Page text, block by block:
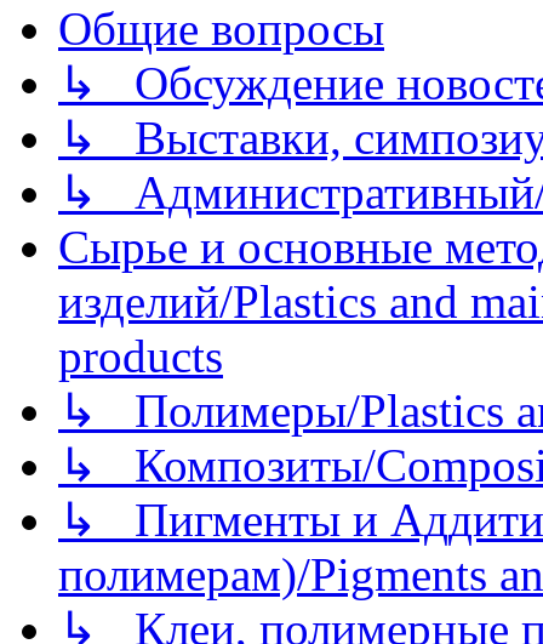
Общие вопросы
↳ Обсуждение
↳ Выставки,
↳
Сырье и основные
изделий/Plastics and
products
↳ Полимеры/Plastics
↳ Композиты/
↳ Пигменты и
полимерам)/Pigments
↳ Клеи, полимерные